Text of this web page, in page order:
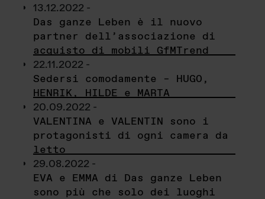
13.12.2022 -
Das ganze Leben è il nuovo
partner dell’associazione di
acquisto di mobili GfMTrend
22.11.2022 -
Sedersi comodamente – HUGO,
HENRIK, HILDE e MARTA
20.09.2022 -
VALENTINA e VALENTIN sono i
protagonisti di ogni camera da
letto
29.08.2022 -
EVA e EMMA di Das ganze Leben
sono più che solo dei luoghi